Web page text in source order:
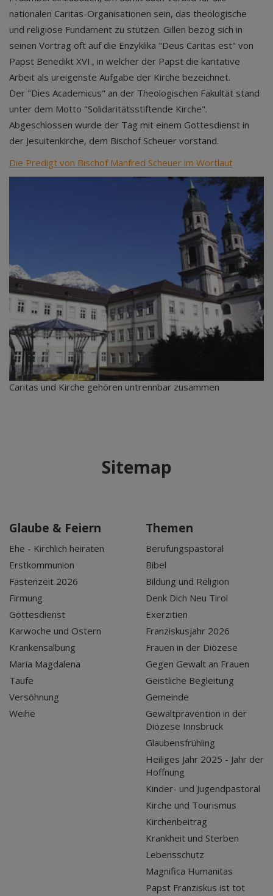
nationalen Caritas-Organisationen sein, das theologische
und religiöse Fundament zu stützen. Gillen bezog sich in
seinen Vortrag oft auf die Enzyklika "Deus Caritas est" von
Papst Benedikt XVI., in welcher der Papst die karitative
Arbeit als ureigenste Aufgabe der Kirche bezeichnet.
Der "Dies Academicus" an der Theologischen Fakultät stand
unter dem Motto "Solidaritätsstiftende Kirche".
Abgeschlossen wurde der Tag mit einem Gottesdienst in
der Jesuitenkirche, dem Bischof Scheuer vorstand.
Die Predigt von Bischof Manfred Scheuer im Wortlaut
Caritas und Kirche gehören untrennbar zusammen
Sitemap
Glaube & Feiern
Ehe - Kirchlich heiraten
Erstkommunion
Fastenzeit 2026
Firmung
Gottesdienst
Karwoche und Ostern
Krankensalbung
Maria Magdalena
Taufe
Versöhnung
Weihe
Themen
Berufungspastoral
Bibel
Bildung und Religion
Denk Dich Neu Tirol
Exerzitien
Franziskusjahr 2026
Frauen in der Diözese
Gegen Gewalt an Frauen
Geistliche Begleitung
Gemeinde
Gewaltprävention in der
Diözese Innsbruck
Glaubensfrühling
Heiliges Jahr 2025 - Jahr der
Hoffnung
Kinder- und Jugendpastoral
Kirche und Tourismus
Kirchenbeitrag
Krankheit und Sterben
Lebensschutz
Magnifica Humanitas
Papst Franziskus ist tot